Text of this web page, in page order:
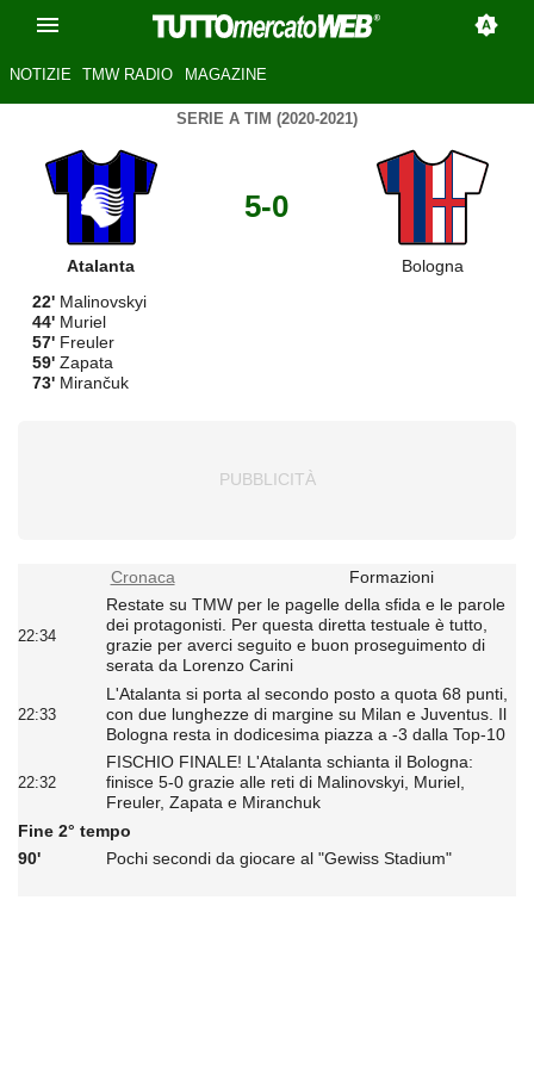
NOTIZIE TMW RADIO MAGAZINE
SERIE A TIM (2020-2021)
Atalanta
5-0
Bologna
22' Malinovskyi
44' Muriel
57' Freuler
59' Zapata
73' Mirančuk
Cronaca Formazioni
22:34
Restate su TMW per le pagelle della sfida e le parole
dei protagonisti. Per questa diretta testuale è tutto,
grazie per averci seguito e buon proseguimento di
serata da Lorenzo Carini
22:33
L'Atalanta si porta al secondo posto a quota 68 punti,
con due lunghezze di margine su Milan e Juventus. Il
Bologna resta in dodicesima piazza a -3 dalla Top-10
22:32
FISCHIO FINALE! L'Atalanta schianta il Bologna:
finisce 5-0 grazie alle reti di Malinovskyi, Muriel,
Freuler, Zapata e Miranchuk
Fine 2° tempo
90'
Pochi secondi da giocare al "Gewiss Stadium"